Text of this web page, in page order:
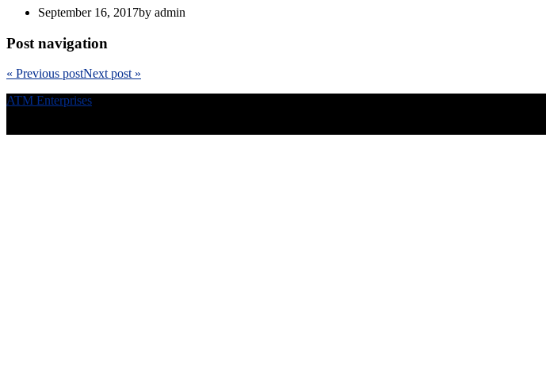
September 16, 2017by admin
Post navigation
« Previous postNext post »
ATM Enterprises